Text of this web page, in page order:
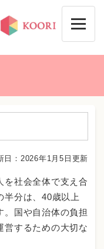
日：2026年1月5日更新
を社会全体で支え合
半分は、40歳以上
。国や自治体の負担
営するための大切な